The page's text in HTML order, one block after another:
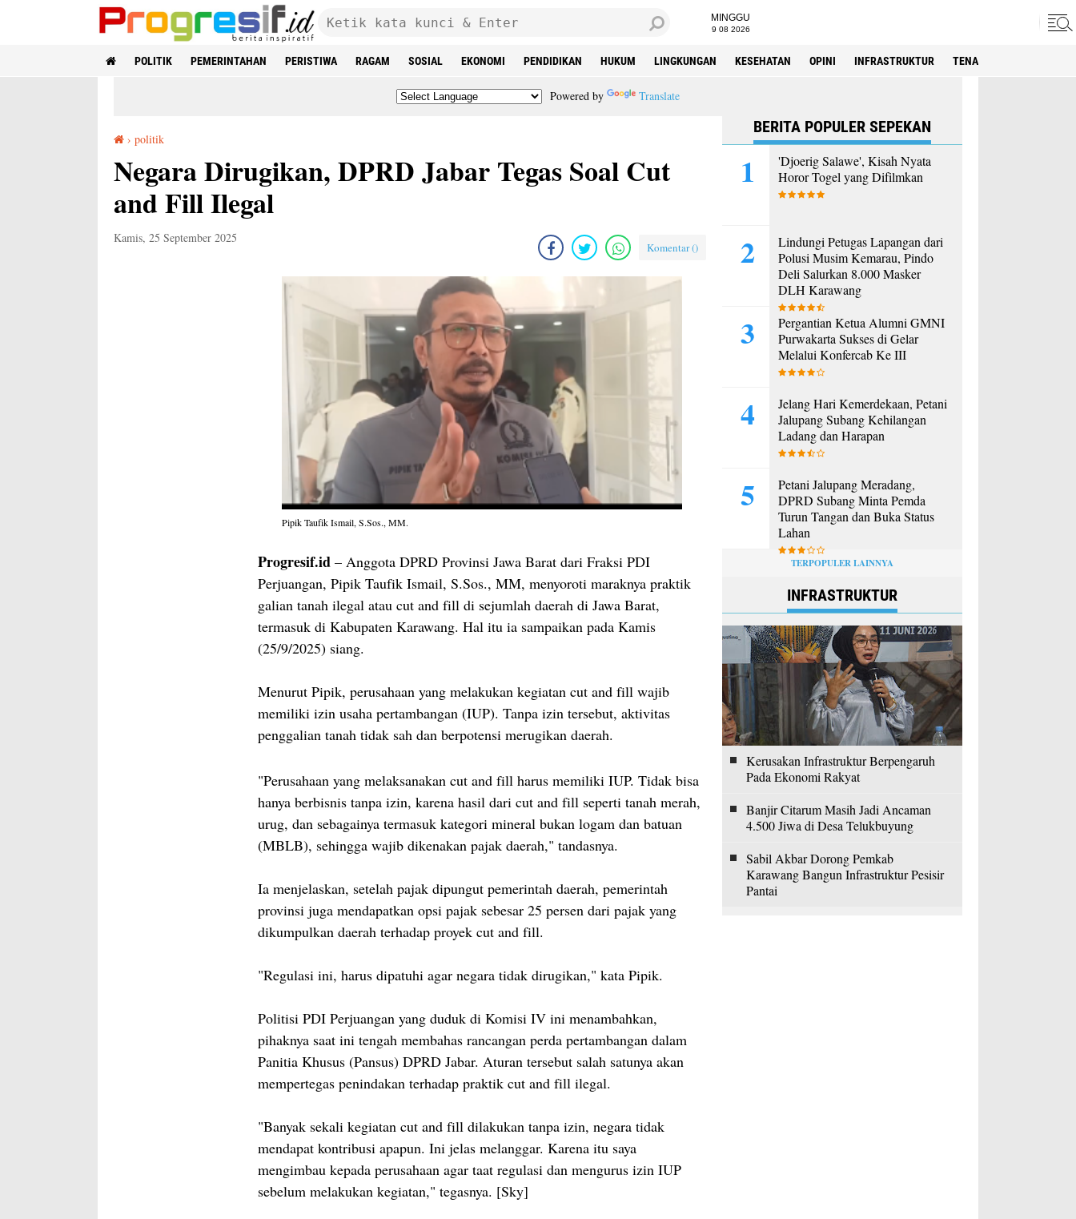
MINGGU
9 08 2026
POLITIK PEMERINTAHAN PERISTIWA RAGAM SOSIAL EKONOMI PENDIDIKAN HUKUM LINGKUNGAN KESEHATAN OPINI INFRASTRUKTUR TENAGA KERJA
Powered by Translate
› politik
Negara Dirugikan, DPRD Jabar Tegas Soal Cut
and Fill Ilegal
Kamis, 25 September 2025
Komentar ()
Pipik Taufik Ismail, S.Sos., MM.
Progresif.id – Anggota DPRD Provinsi Jawa Barat dari Fraksi PDI
Perjuangan, Pipik Taufik Ismail, S.Sos., MM, menyoroti maraknya praktik
galian tanah ilegal atau cut and fill di sejumlah daerah di Jawa Barat,
termasuk di Kabupaten Karawang. Hal itu ia sampaikan pada Kamis
(25/9/2025) siang.
Menurut Pipik, perusahaan yang melakukan kegiatan cut and fill wajib
memiliki izin usaha pertambangan (IUP). Tanpa izin tersebut, aktivitas
penggalian tanah tidak sah dan berpotensi merugikan daerah.
"Perusahaan yang melaksanakan cut and fill harus memiliki IUP. Tidak bisa
hanya berbisnis tanpa izin, karena hasil dari cut and fill seperti tanah merah,
urug, dan sebagainya termasuk kategori mineral bukan logam dan batuan
(MBLB), sehingga wajib dikenakan pajak daerah," tandasnya.
Ia menjelaskan, setelah pajak dipungut pemerintah daerah, pemerintah
provinsi juga mendapatkan opsi pajak sebesar 25 persen dari pajak yang
dikumpulkan daerah terhadap proyek cut and fill.
"Regulasi ini, harus dipatuhi agar negara tidak dirugikan," kata Pipik.
Politisi PDI Perjuangan yang duduk di Komisi IV ini menambahkan,
pihaknya saat ini tengah membahas rancangan perda pertambangan dalam
Panitia Khusus (Pansus) DPRD Jabar. Aturan tersebut salah satunya akan
mempertegas penindakan terhadap praktik cut and fill ilegal.
"Banyak sekali kegiatan cut and fill dilakukan tanpa izin, negara tidak
mendapat kontribusi apapun. Ini jelas melanggar. Karena itu saya
mengimbau kepada perusahaan agar taat regulasi dan mengurus izin IUP
sebelum melakukan kegiatan," tegasnya. [Sky]
BERITA POPULER SEPEKAN
'Djoerig Salawe', Kisah Nyata
Horor Togel yang Difilmkan
Lindungi Petugas Lapangan dari
Polusi Musim Kemarau, Pindo
Deli Salurkan 8.000 Masker
DLH Karawang
Pergantian Ketua Alumni GMNI
Purwakarta Sukses di Gelar
Melalui Konfercab Ke III
Jelang Hari Kemerdekaan, Petani
Jalupang Subang Kehilangan
Ladang dan Harapan
Petani Jalupang Meradang,
DPRD Subang Minta Pemda
Turun Tangan dan Buka Status
Lahan
TERPOPULER LAINNYA
INFRASTRUKTUR
Kerusakan Infrastruktur Berpengaruh
Pada Ekonomi Rakyat
Banjir Citarum Masih Jadi Ancaman
4.500 Jiwa di Desa Telukbuyung
Sabil Akbar Dorong Pemkab
Karawang Bangun Infrastruktur Pesisir
Pantai